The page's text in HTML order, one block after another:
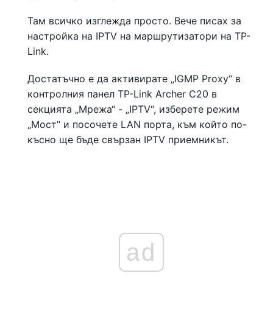
Там всичко изглежда просто. Вече писах за
настройка на IPTV на маршрутизатори на TP-
Link.
Достатъчно е да активирате „IGMP Proxy“ в
контролния панел TP-Link Archer C20 в
секцията „Мрежа“ - „IPTV“, изберете режим
„Мост“ и посочете LAN порта, към който по-
късно ще бъде свързан IPTV приемникът.
ad